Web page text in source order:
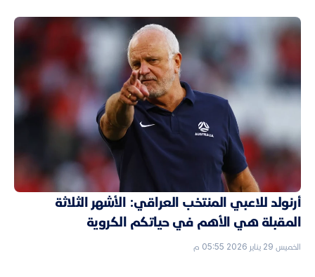
أرنولد للاعبي المنتخب العراقي: الأشهر الثلاثة
المقبلة هي الأهم في حياتكم الكروية
الخميس 29 يناير 2026 05:55 م